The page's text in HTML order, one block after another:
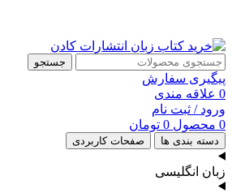
جستجو
پیگیری سفارش
0 علاقه مندی
ورود / ثبت نام
0 محصول 0 تومان
دسته بندی ها صفحات کاربردی
زبان انگلیسی